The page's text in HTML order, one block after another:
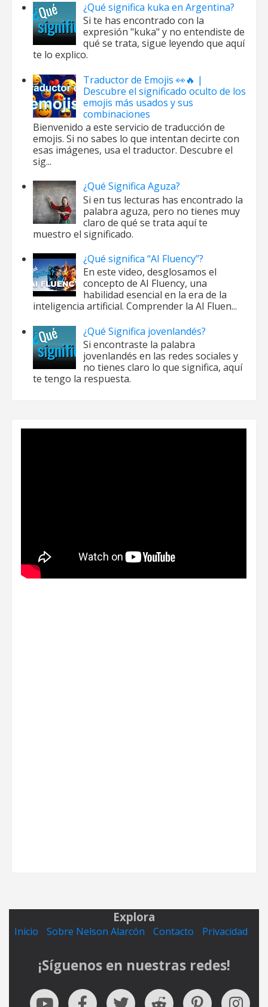
¿Qué significa kuka en Argentina?
Si te has encontrado con la
expresión "kuka" y no entendiste de
qué se trata, sigue leyendo que aquí
te lo explico.
Traductor de Emojis 👀🔥 |
Descubre el significado oculto de los
emojis más usados y sus
combinaciones
Bienvenido a este servicio de traducción de
emojis. Si no sabes lo que intentan decirte con
esas imágenes, usa el traductor. Descubre el
sig...
¿Qué Significa Aguza?
Si en tus lecturas has encontrado la
palabra aguza, pero no tienes muy
claro de qué se trata aquí te
muestro el significado.
¿Qué significa “AI Fluency”?
En este video, desglosamos el
concepto de AI Fluency, una
habilidad esencial en la era de la
inteligencia artificial. Comprender la AI Fluen...
¿Qué Significa jovenlandés?
Si encontraste la palabra
jovenlandés en las redes sociales y
no tienes claro lo que significa, aquí
te tengo la respuesta.
Explora
Inicio Sobre Nelson Alarcón Contacto Privacidad
¡Síguenos en nuestras redes!